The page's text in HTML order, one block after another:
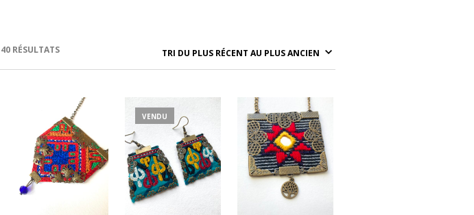
RÉSULTATSTRIÉ
PLUS
PLUS
ANCIEN
VENDU